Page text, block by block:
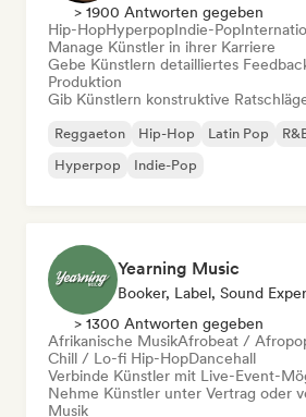
> 1900 Antworten gegeben
Hip-HopHyperpopIndie-Pop
Manage Künstler in ihrer Karriere
Gebe Künstlern detailliertes
Produktion
Gib Künstlern konstruktive
Reggaeton Hip-Hop Latin Pop
Hyperpop
Indie-Pop
Yearning Music
Booker, Label, Sound
> 1300 Antworten gegeben
Afrikanische MusikAfrobeat /
Chill / Lo-fi Hip-HopDancehall
Verbinde Künstler mit Live-Event-
Nehme Künstler unter Vertrag oder
Musik